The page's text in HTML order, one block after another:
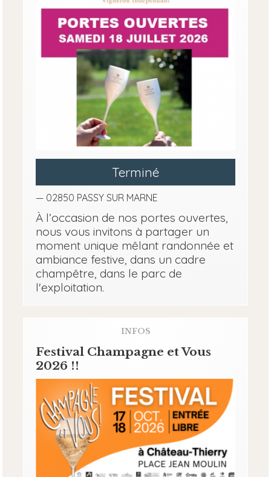
Terminé
— 02850 PASSY SUR MARNE
À l’occasion de nos portes ouvertes,
nous vous invitons à partager un
moment unique mêlant randonnée et
ambiance festive, dans un cadre
champêtre, dans le parc de
l'exploitation.
INFOS
Festival Champagne et Vous
2026 !!